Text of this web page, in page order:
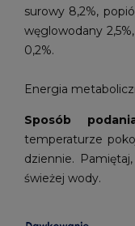
surowy 8,2%,
węglowodany
0,2%.
Energia
Sposób
temperaturze
dziennie.
świeżej wody.